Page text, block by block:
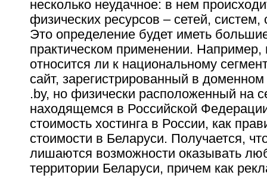
несколько неудачное: в нем
физических ресурсов – сетей,
Это определение будет иметь
практическом применении. Например,
относится ли к национальному
сайт, зарегистрированный в доменном
.by, но физически расположенный на
находящемся в Российской
стоимость хостинга в России, как
стоимости в Беларуси. Получается,
лишаются возможности оказывать
территории Беларуси, причем как